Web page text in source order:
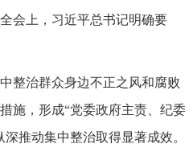
会上，习近平总书记明确要
整治群众身边不正之风和腐败
施，形成“党委政府主责、纪委
推动集中整治取得显著成效。